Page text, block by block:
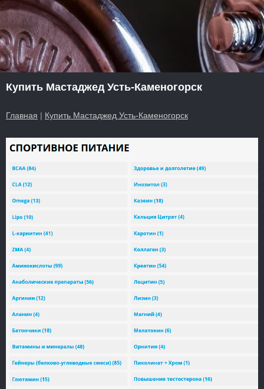
Купить Мастаджед Усть-Каменогорск
Главная | Купить Мастаджед Усть-Каменогорск